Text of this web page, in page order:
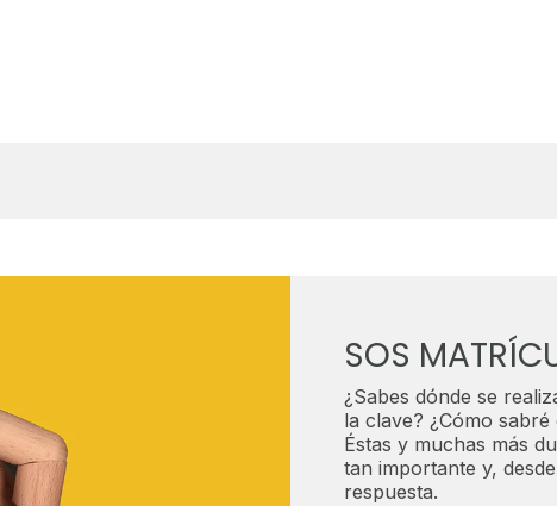
SOS
¿Sabes dónde se
la clave? ¿Cómo
Éstas y muchas más
tan importante y,
respuesta.